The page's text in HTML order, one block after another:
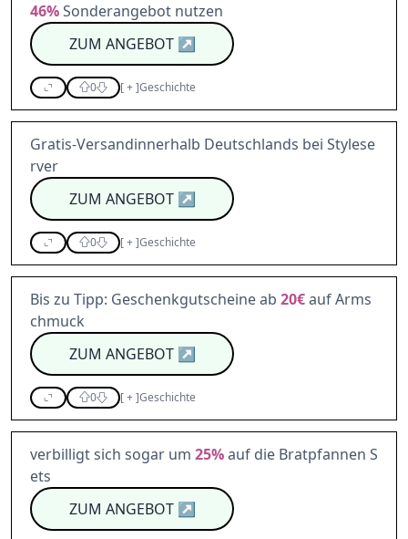
46%Sonderangebot nutzen
ZUM ANGEBOT↗
0 [+]Geschichte
Gratis-Versandinnerhalb Deutschlands bei Stylese
rver
ZUM ANGEBOT↗
0 [+]Geschichte
Bis zu Tipp: Geschenkgutscheine ab 20€auf Arms
chmuck
ZUM ANGEBOT↗
0 [+]Geschichte
verbilligt sich sogar um 25%auf die Bratpfannen S
ets
ZUM ANGEBOT↗